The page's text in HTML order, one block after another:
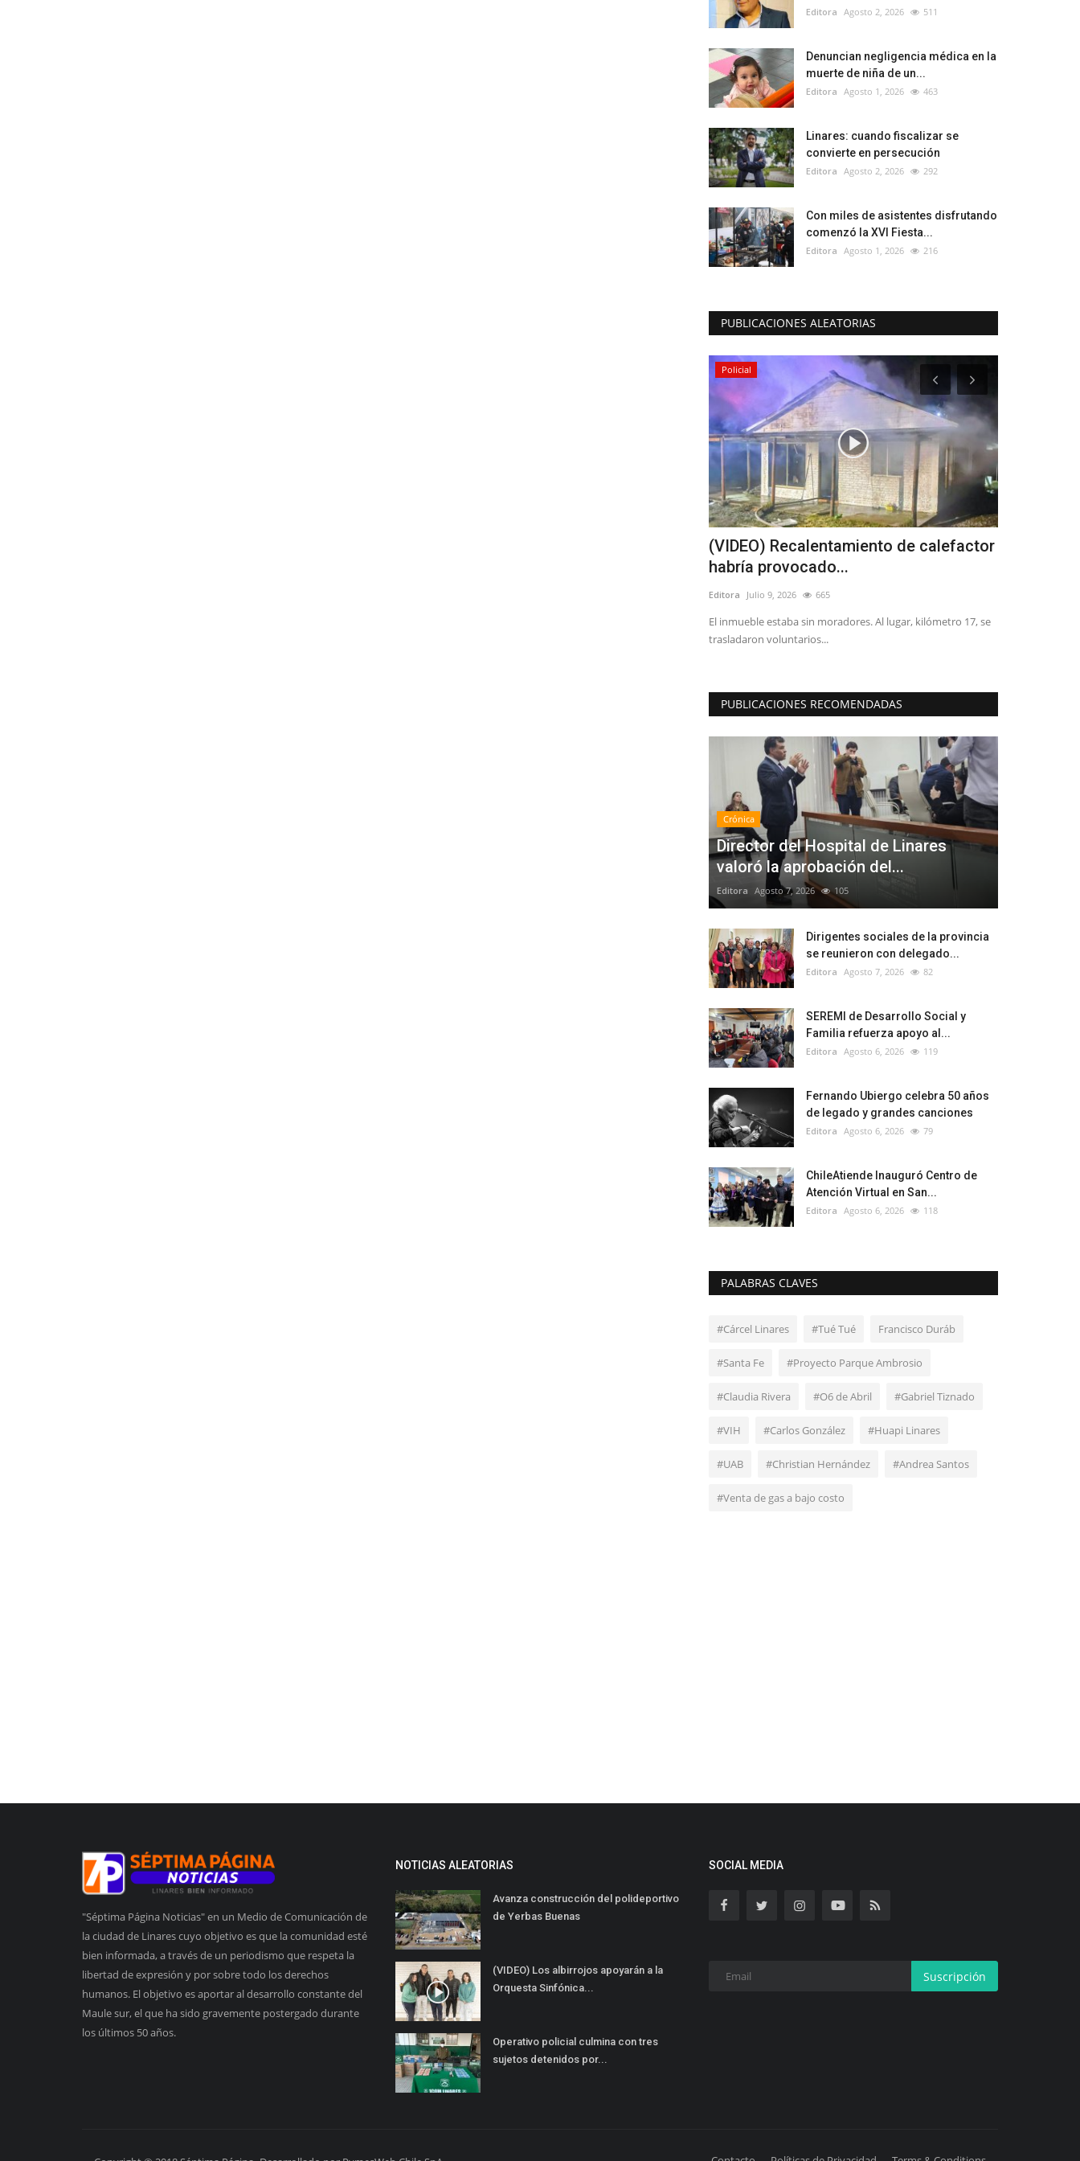
Editora Agosto 2, 2026 511
Denuncian negligencia médica en la
muerte de niña de un...
Editora Agosto 1, 2026 463
Linares: cuando fiscalizar se
convierte en persecución
Editora Agosto 2, 2026 292
Con miles de asistentes disfrutando
comenzó la XVI Fiesta...
Editora Agosto 1, 2026 216
PUBLICACIONES ALEATORIAS
Policial
(VIDEO) Recalentamiento de calefactor
habría provocado...
Editora Julio 9, 2026 665
El inmueble estaba sin moradores. Al lugar, kilómetro 17, se
trasladaron voluntarios...
PUBLICACIONES RECOMENDADAS
Crónica
Director del Hospital de Linares
valoró la aprobación del...
Editora Agosto 7, 2026 105
Dirigentes sociales de la provincia
se reunieron con delegado...
Editora Agosto 7, 2026 82
SEREMI de Desarrollo Social y
Familia refuerza apoyo al...
Editora Agosto 6, 2026 119
Fernando Ubiergo celebra 50 años
de legado y grandes canciones
Editora Agosto 6, 2026 79
ChileAtiende Inauguró Centro de
Atención Virtual en San...
Editora Agosto 6, 2026 118
PALABRAS CLAVES
#Cárcel Linares #Tué Tué Francisco Duráb
#Santa Fe #Proyecto Parque Ambrosio
#Claudia Rivera #O6 de Abril #Gabriel Tiznado
#VIH #Carlos González #Huapi Linares
#UAB #Christian Hernández #Andrea Santos
#Venta de gas a bajo costo
"Séptima Página Noticias" en un Medio de Comunicación de
la ciudad de Linares cuyo objetivo es que la comunidad esté
bien informada, a través de un periodismo que respeta la
libertad de expresión y por sobre todo los derechos
humanos. El objetivo es aportar al desarrollo constante del
Maule sur, el que ha sido gravemente postergado durante
los últimos 50 años.
NOTICIAS ALEATORIAS
Avanza construcción del polideportivo
de Yerbas Buenas
(VIDEO) Los albirrojos apoyarán a la
Orquesta Sinfónica...
Operativo policial culmina con tres
sujetos detenidos por...
SOCIAL MEDIA
Suscripción